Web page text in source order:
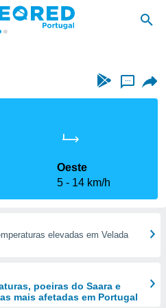
...
Oeste
5
14 km/h
elevadas em Velada
poeiras do Saara e
mais afetadas em Portugal